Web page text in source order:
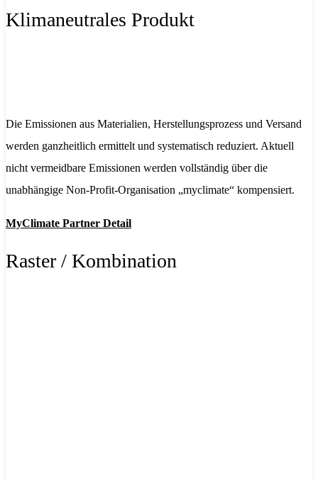
Klimaneutrales Produkt
Die Emissionen aus Materialien, Herstellungsprozess und Versand
werden ganzheitlich ermittelt und systematisch reduziert. Aktuell
nicht vermeidbare Emissionen werden vollständig über die
unabhängige Non-Profit-Organisation „myclimate“ kompensiert.
MyClimate Partner Detail
Raster / Kombination